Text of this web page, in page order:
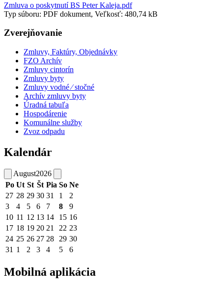
Zmluva o poskytnutí BS Peter Kaleja.pdf
Typ súboru: PDF dokument, Veľkosť: 480,74 kB
Zverejňovanie
Zmluvy, Faktúry, Objednávky
FZO Archív
Zmluvy cintorín
Zmluvy byty
Zmluvy vodné ⁄ stočné
Archív zmluvy byty
Úradná tabuľa
Hospodárenie
Komunálne služby
Zvoz odpadu
Kalendár
August2026
Po Ut St Št Pia So Ne
27 28 29 30 31 1
2
3
4 5 6 7 8
9
10 11 12 13 14 15 16
17 18 19 20 21 22 23
24 25 26 27 28 29 30
31 1 2 3 4 5 6
Mobilná aplikácia